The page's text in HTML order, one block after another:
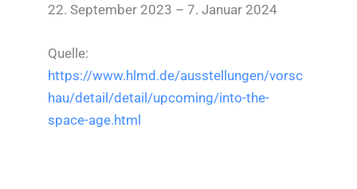
22. September 2023 – 7. Januar 2024
Quelle:
https://www.hlmd.de/ausstellungen/vorsc
hau/detail/detail/upcoming/into-the-
space-age.html